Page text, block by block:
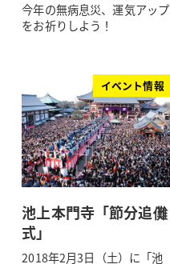
今年の無病息災、運気アップ
をお祈りしよう！
イベント情報
池上本門寺「節分追儺
式」
2018年2月3日（土）に「池